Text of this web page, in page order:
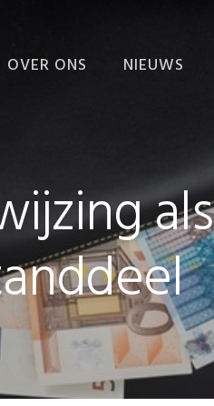
OVER ONS NIEUWS
als